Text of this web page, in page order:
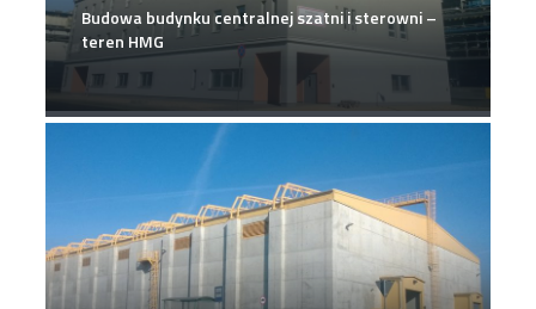
Budowa budynku centralnej szatni i sterowni –
teren HMG